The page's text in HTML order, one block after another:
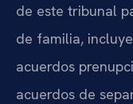
de este tribunal
de familia,
acuerdos
acuerdos de